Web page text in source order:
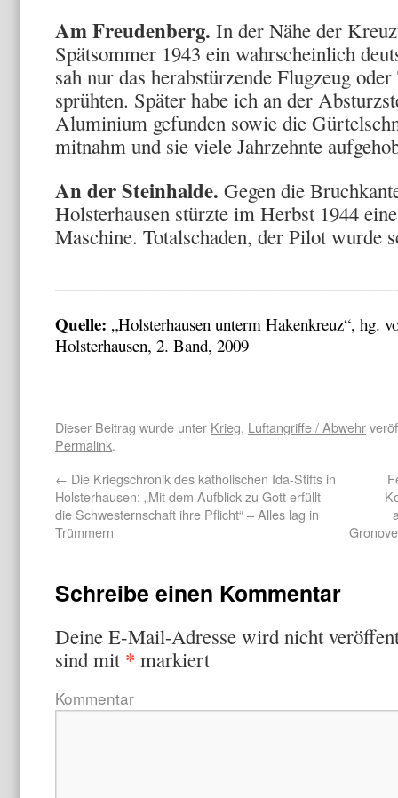
Am Freudenberg. In der Nähe der
Spätsommer 1943 ein wahrscheinlich
sah nur das herabstürzende Flugzeug
sprühten. Später habe ich an der
Aluminium gefunden sowie die
mitnahm und sie viele Jahrzehnte
An der Steinhalde. Gegen die
Holsterhausen stürzte im Herbst 1944
Maschine. Totalschaden, der Pilot wurde
Quelle: „Holsterhausen unterm Hakenkreuz“, hg.
Holsterhausen, 2. Band, 2009
Dieser Beitrag wurde unter Krieg, Luftangriffe / Abwehr
Permalink.
← Die Kriegschronik des katholischen Ida-Stifts in
Holsterhausen: „Mit dem Aufblick zu Gott erfüllt
die Schwesternschaft ihre Pflicht“ – Alles lag in
Trümmern
Schreibe einen Kommentar
Deine E-Mail-Adresse wird nicht
sind mit * markiert
Kommentar